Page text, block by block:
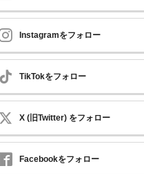
Instagramをフォロー
TikTokをフォロー
X (旧Twitter) をフォロー
Facebookをフォロー